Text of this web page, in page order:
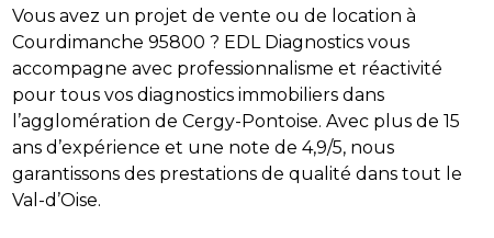
Vous avez un projet de vente ou de location à
Courdimanche 95800 ? EDL Diagnostics vous
accompagne avec professionnalisme et réactivité
pour tous vos diagnostics immobiliers dans
l’agglomération de Cergy-Pontoise. Avec plus de 15
ans d’expérience et une note de 4,9/5, nous
garantissons des prestations de qualité dans tout le
Val-d’Oise.